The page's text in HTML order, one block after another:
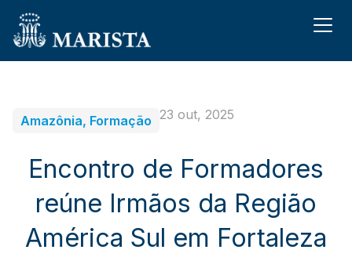
Amazônia, Formação 23 out, 2025
Encontro de Formadores
reúne Irmãos da Região
América Sul em Fortaleza